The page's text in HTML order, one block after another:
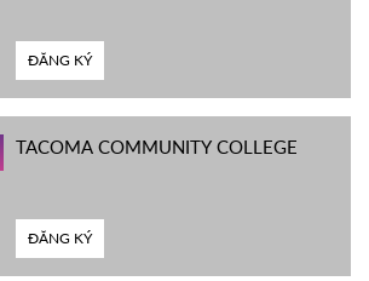
ĐĂNG KÝ
TACOMA COMMUNITY COLLEGE
ĐĂNG KÝ